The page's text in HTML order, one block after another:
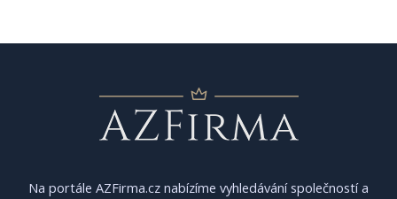
Na portále AZFirma.cz nabízíme vyhledávání společností a